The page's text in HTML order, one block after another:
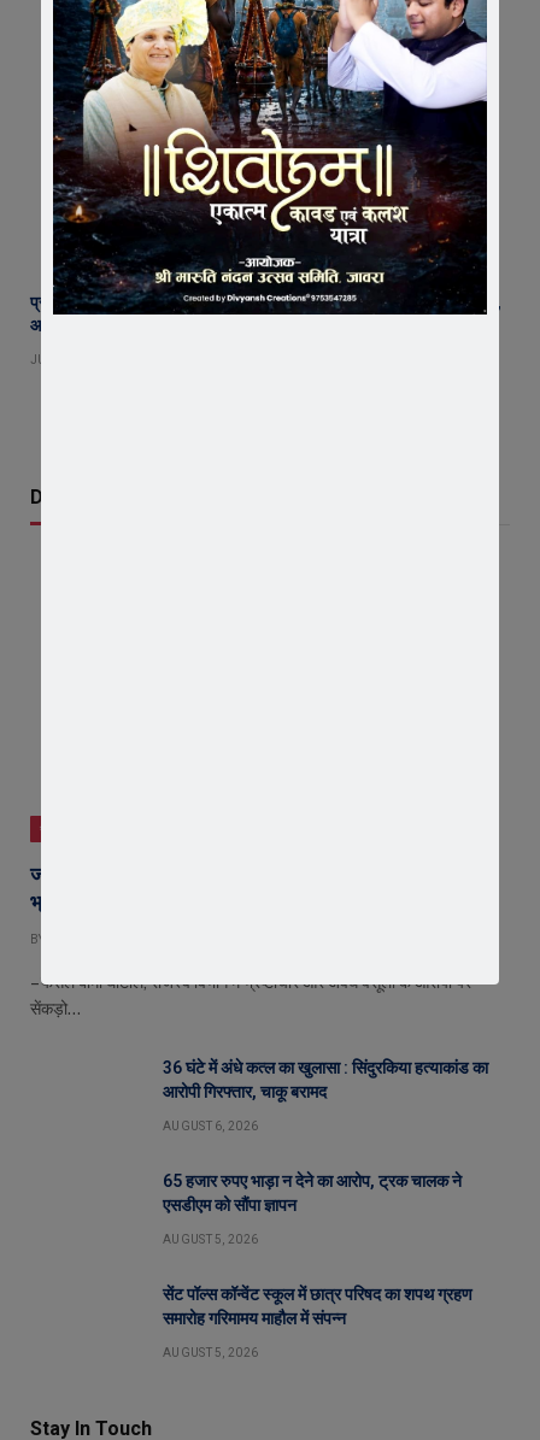
प्रतिबंध के बावजूद जावरा में बिक रहे वेप! स्कूली बच्चों तक पहुंचा निकोटिन का जाल,
आखिर कार्रवाई कब ?
JULY 23, 2026
Don't Miss
जावरा
जावरा में किसानों और कांग्रेस का जंगी प्रदर्शन, राजस्व विभाग में
भ्रष्टाचार और फसल बीमा पर जताया आक्रोश
BY
– फसल बीमा घोटाले, राजस्व विभाग में भ्रष्टाचार और अवैध वसूली के आरोपों पर
सेंकड़ो…
36 घंटे में अंधे कत्ल का खुलासा : सिंदुरकिया हत्याकांड का
आरोपी गिरफ्तार, चाकू बरामद
AUGUST 6, 2026
65 हजार रुपए भाड़ा न देने का आरोप, ट्रक चालक ने
एसडीएम को सौंपा ज्ञापन
AUGUST 5, 2026
सेंट पॉल्स कॉन्वेंट स्कूल में छात्र परिषद का शपथ ग्रहण
समारोह गरिमामय माहौल में संपन्न
AUGUST 5, 2026
Stay In Touch